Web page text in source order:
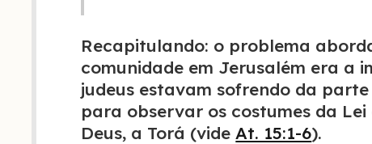
Recapitulando: o problema
comunidade em Jerusalém era a
judeus estavam sofrendo da
para observar os costumes da Lei
Deus, a Torá (vide At. 15:1-6).